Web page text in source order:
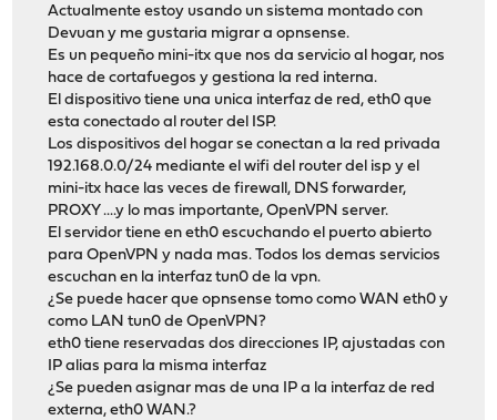
Actualmente estoy usando un sistema montado con
Devuan y me gustaria migrar a opnsense.
Es un pequeño mini-itx que nos da servicio al hogar, nos
hace de cortafuegos y gestiona la red interna.
El dispositivo tiene una unica interfaz de red, eth0 que
esta conectado al router del ISP.
Los dispositivos del hogar se conectan a la red privada
192.168.0.0/24 mediante el wifi del router del isp y el
mini-itx hace las veces de firewall, DNS forwarder,
PROXY ....y lo mas importante, OpenVPN server.
El servidor tiene en eth0 escuchando el puerto abierto
para OpenVPN y nada mas. Todos los demas servicios
escuchan en la interfaz tun0 de la vpn.
¿Se puede hacer que opnsense tomo como WAN eth0 y
como LAN tun0 de OpenVPN?
eth0 tiene reservadas dos direcciones IP, ajustadas con
IP alias para la misma interfaz
¿Se pueden asignar mas de una IP a la interfaz de red
externa, eth0 WAN.?